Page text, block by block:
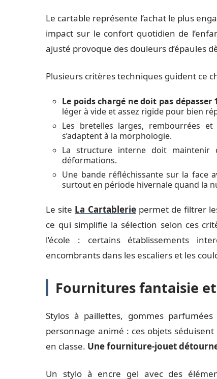
Le cartable représente l’achat le plus
impact sur le confort quotidien de
ajusté provoque des douleurs d’épaules
Plusieurs critères techniques guident ce
Le poids chargé ne doit pas dépasser
léger à vide et assez rigide pour bien
Les bretelles larges, rembourrées
s’adaptent à la morphologie.
La structure interne doit
déformations.
Une bande réfléchissante sur la face
surtout en période hivernale quand la
Le site La Cartableriepermet de filtrer
ce qui simplifie la sélection selon ces
l’école : certains établissements
encombrants dans les escaliers et les
Fournitures fantaisie
Stylos à paillettes, gommes
personnage animé : ces objets
en classe. Une fourniture-jouet
Un stylo à encre gel avec des